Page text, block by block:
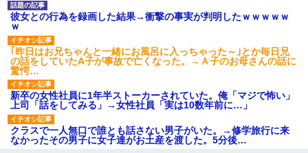
彼女との行為を録画した結果→衝撃の事実が判明したｗｗｗｗｗ
ｗ
｢昨日はお兄ちゃんと一緒にお風呂に入っちゃった～｣とか毎日兄
の話をしていたA子が事故で亡くなった。→Ａ子のお母さんの話に
驚愕…
新卒の女性社員に1年半ストーカーされていた。俺「マジで怖い」
上司「話をしてみる」→女性社員「実は10数年前に…」
クラスで一人無口で誰とも話さない男子がいた。→修学旅行に来
なかったその男子に女子達がお土産を渡した。5分後…